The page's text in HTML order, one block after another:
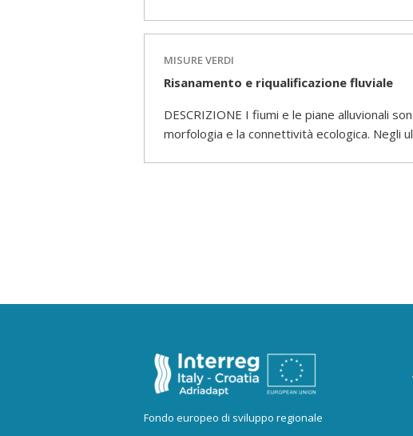
MISURE VERDI
Risanamento e riqualificazione fluviale
DESCRIZIONE I fiumi e le piane alluvionali
morfologia e la connettività ecologica. Negli
Fondo europeo di sviluppo regionale